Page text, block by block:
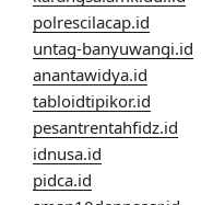
polrescilacap.id
untag-banyuwangi.id
anantawidya.id
tabloidtipikor.id
pesantrentahfidz.id
idnusa.id
pidca.id